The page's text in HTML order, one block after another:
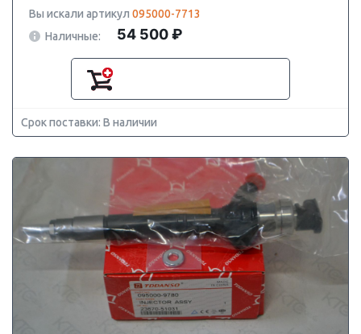
Вы искали артикул 095000-7713
Наличные:
54 500 ₽
Срок поставки: В наличии